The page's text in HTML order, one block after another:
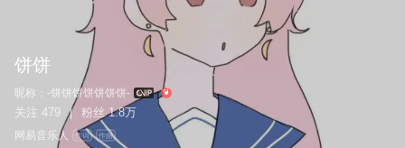
饼饼
昵称： -饼饼饼饼饼饼饼-
关注 479 | 粉丝 1.8万
网易音乐人 作词 作曲